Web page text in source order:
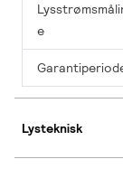
e
Lysteknisk